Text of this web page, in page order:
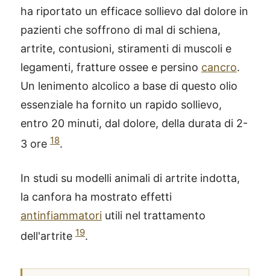
ha riportato un efficace sollievo dal dolore in
pazienti che soffrono di mal di schiena,
artrite, contusioni, stiramenti di muscoli e
legamenti, fratture ossee e persino cancro.
Un lenimento alcolico a base di questo olio
essenziale ha fornito un rapido sollievo,
entro 20 minuti, dal dolore, della durata di 2-
3 ore 18.
In studi su modelli animali di artrite indotta,
la canfora ha mostrato effetti
antinfiammatori utili nel trattamento
dell'artrite 19.